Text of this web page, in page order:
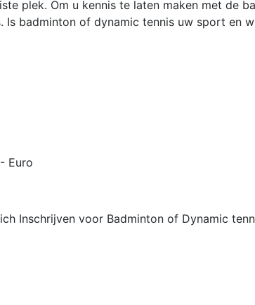
plek. Om u kennis te laten maken met de
badminton of dynamic tennis uw sport en
Euro
Inschrijven voor Badminton of Dynamic